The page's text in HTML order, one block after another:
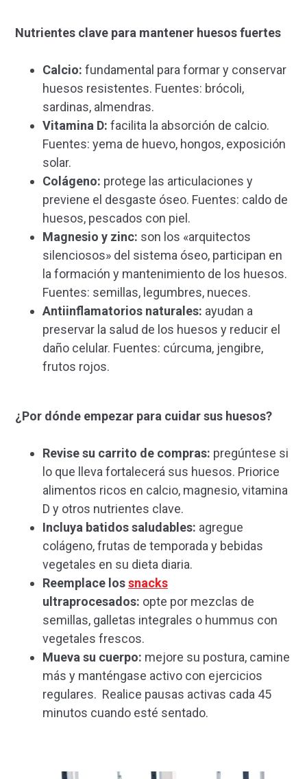
Nutrientes clave para mantener huesos fuertes
Calcio: fundamental para formar y conservar
huesos resistentes. Fuentes: brócoli,
sardinas, almendras.
Vitamina D: facilita la absorción de calcio.
Fuentes: yema de huevo, hongos, exposición
solar.
Colágeno: protege las articulaciones y
previene el desgaste óseo. Fuentes: caldo de
huesos, pescados con piel.
Magnesio y zinc: son los «arquitectos
silenciosos» del sistema óseo, participan en
la formación y mantenimiento de los huesos.
Fuentes: semillas, legumbres, nueces.
Antiinflamatorios naturales: ayudan a
preservar la salud de los huesos y reducir el
daño celular. Fuentes: cúrcuma, jengibre,
frutos rojos.
¿Por dónde empezar para cuidar sus huesos?
Revise su carrito de compras: pregúntese si
lo que lleva fortalecerá sus huesos. Priorice
alimentos ricos en calcio, magnesio, vitamina
D y otros nutrientes clave.
Incluya batidos saludables: agregue
colágeno, frutas de temporada y bebidas
vegetales en su dieta diaria.
Reemplace lossnacks
ultraprocesados: opte por mezclas de
semillas, galletas integrales o hummus con
vegetales frescos.
Mueva su cuerpo: mejore su postura, camine
más y manténgase activo con ejercicios
regulares. Realice pausas activas cada 45
minutos cuando esté sentado.